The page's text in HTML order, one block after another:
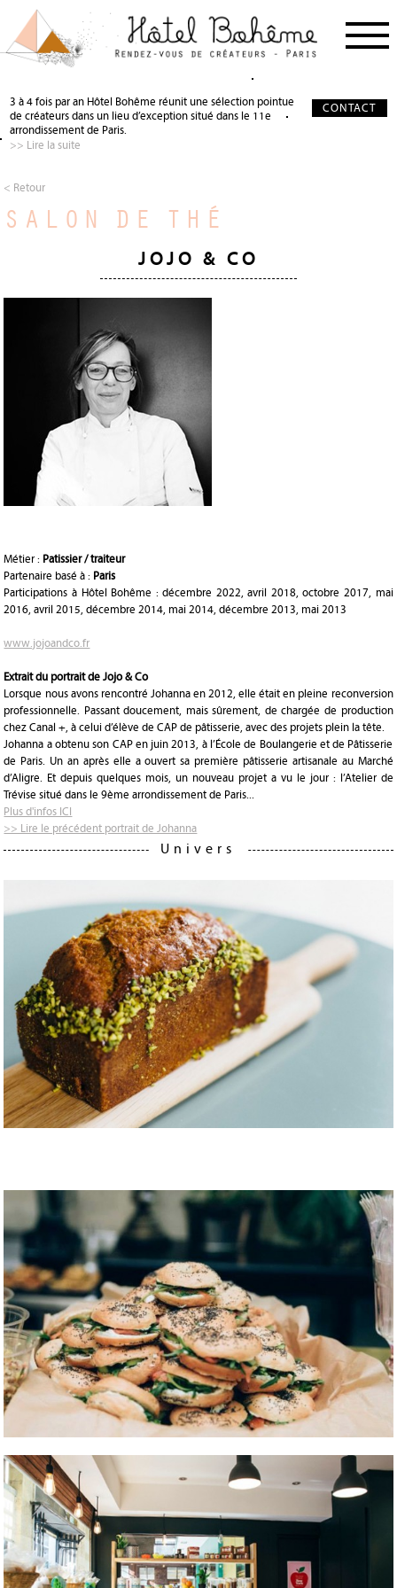
NOS CRÉATEURS
PRESSE
QUI SOMMES-NOUS ?
SALON DE THÉ
DEVENIR PARTENAIRE
3 à 4 fois par an Hôtel Bohême réunit une sélection pointue
de créateurs dans un lieu d’exception situé dans le 11e
arrondissement de Paris.
>> Lire la suite
CONTACT
< Retour
SALON DE THÉ
JOJO & CO
Métier : Patissier / traiteur
Partenaire basé à : Paris
Participations à Hôtel Bohême : décembre 2022, avril 2018, octobre 2017, mai
2016, avril 2015, décembre 2014, mai 2014, décembre 2013, mai 2013
www.jojoandco.fr
Extrait du portrait de Jojo & Co
Lorsque nous avons rencontré Johanna en 2012, elle était en pleine reconversion
professionnelle. Passant doucement, mais sûrement, de chargée de production
chez Canal +, à celui d’élève de CAP de pâtisserie, avec des projets plein la tête.
Johanna a obtenu son CAP en juin 2013, à l’École de Boulangerie et de Pâtisserie
de Paris. Un an après elle a ouvert sa première pâtisserie artisanale au Marché
d’Aligre. Et depuis quelques mois, un nouveau projet a vu le jour : l’Atelier de
Trévise situé dans le 9ème arrondissement de Paris...
Plus d'infos ICI
>> Lire le précédent portrait de Johanna
Univers